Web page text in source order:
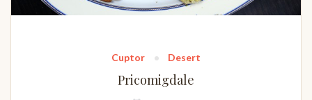
Cuptor Desert
Pricomigdale